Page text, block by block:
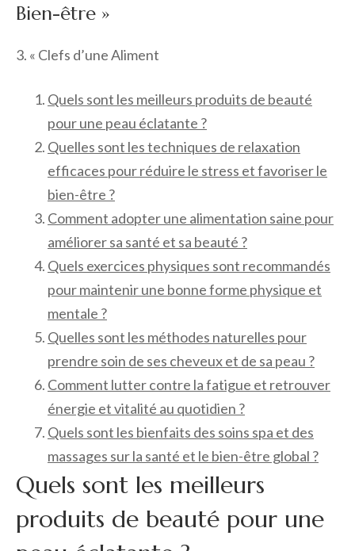
Bien-être »
3. « Clefs d’une Aliment
Quels sont les meilleurs produits de beauté
pour une peau éclatante ?
Quelles sont les techniques de relaxation
efficaces pour réduire le stress et favoriser le
bien-être ?
Comment adopter une alimentation saine pour
améliorer sa santé et sa beauté ?
Quels exercices physiques sont recommandés
pour maintenir une bonne forme physique et
mentale ?
Quelles sont les méthodes naturelles pour
prendre soin de ses cheveux et de sa peau ?
Comment lutter contre la fatigue et retrouver
énergie et vitalité au quotidien ?
Quels sont les bienfaits des soins spa et des
massages sur la santé et le bien-être global ?
Quels sont les meilleurs
produits de beauté pour une